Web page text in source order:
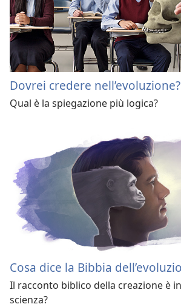
Dovrei credere nell’evoluzione?
Qual è la spiegazione più logica?
Cosa dice la Bibbia
Il racconto biblico della creazione è
scienza?